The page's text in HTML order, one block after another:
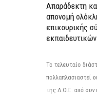
Απαράδεκτη
απονομή
επικουρικής
εκπαιδευτικών
Το τελευταίο
πολλαπλασιαστεί
της Δ.Ο.Ε. από